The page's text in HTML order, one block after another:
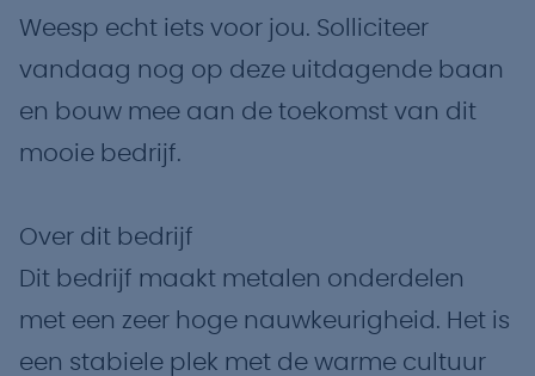
Weesp echt iets voor jou. Solliciteer
vandaag nog op deze uitdagende baan
en bouw mee aan de toekomst van dit
mooie bedrijf.
Over dit bedrijf
Dit bedrijf maakt metalen onderdelen
met een zeer hoge nauwkeurigheid. Het is
een stabiele plek met de warme cultuur